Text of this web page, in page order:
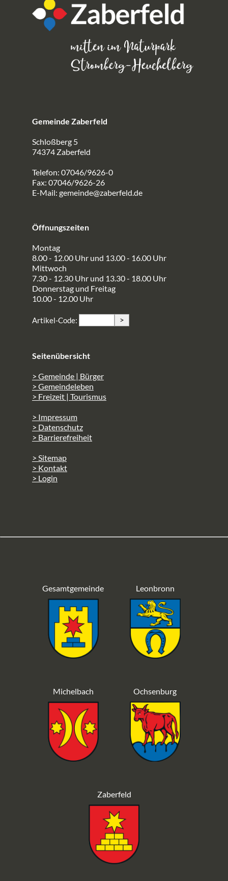
Gemeinde Zaberfeld
Schloßberg 5
74374 Zaberfeld
Telefon: 07046/9626-0
Fax: 07046/9626-26
E-Mail: gemeinde@zaberfeld.de
Öffnungszeiten
Montag
8.00 - 12.00 Uhr und 13.00 - 16.00 Uhr
Mittwoch
7.30 - 12.30 Uhr und 13.30 - 18.00 Uhr
Donnerstag und Freitag
10.00 - 12.00 Uhr
Artikel-Code: >
Seitenübersicht
> Gemeinde | Bürger
> Gemeindeleben
> Freizeit | Tourismus
> Impressum
> Datenschutz
> Barrierefreiheit
> Sitemap
> Kontakt
> Login
Gesamtgemeinde Leonbronn
Michelbach Ochsenburg
Zaberfeld